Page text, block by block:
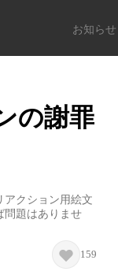
お知らせ
の謝罪
アクション用絵文
題はありませ
159